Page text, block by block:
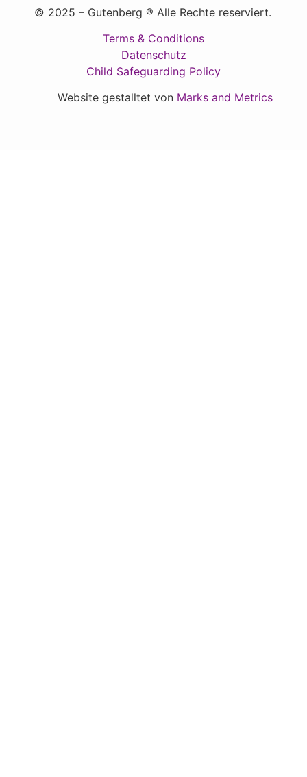
© 2025 – Gutenberg ® Alle Rechte reserviert.
Terms & Conditions
Datenschutz
Child Safeguarding Policy
Website gestalltet von Marks and Metrics